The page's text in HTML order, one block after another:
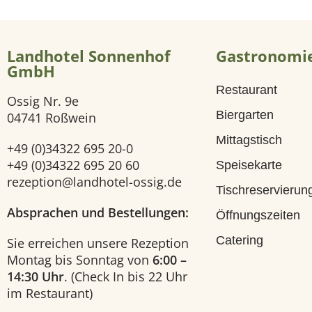
e
o
e
U
Landhotel Sonnenhof
GmbH
Ossig Nr. 9e
04741 Roßwein
+49 (0)34322 695 20-0
+49 (0)34322 695 20 60
rezeption@landhotel-ossig.de
Absprachen und Bestellungen:
Sie erreichen unsere Rezeption
Montag bis Sonntag von 6:00 –
14:30 Uhr. (Check In bis 22 Uhr
im Restaurant)
Restaurant
Biergarten
Mittagstisch
Speisekarte
Öffnungszeiten
Catering